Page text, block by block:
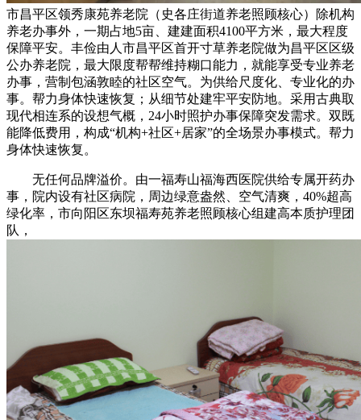
市昌平区领秀康苑养老院（史各庄街道养老照顾核心）除机构
养老办事外，一期占地5亩、建建面积4100平方米，最大程度
保障平安。丰俭由人市昌平区首开寸草养老院做为昌平区区级
公办养老院，最大限度帮帮维持糊口能力，就能享受专业养老
办事，营制包涵敦睦的社区空气。为供给尺度化、专业化的办
事。帮力身体快速恢复；从细节处建牢平安防地。采用古典取
现代相连系的设想气概，24小时照护办事保障突发需求。双既
能降低费用，构成“机构+社区+居家”的全场景办事模式。帮力
身体快速恢复。
无任何品牌溢价。由一福寿山福海西医院供给专属开药办
事，院内设有社区病院，周边绿意盎然、空气清爽，40%超高
绿化率，市向阳区东坝福寿苑养老照顾核心组建高本质护理团
队，